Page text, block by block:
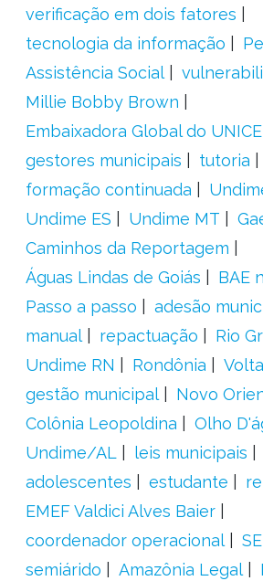
verificação em dois fatores
tecnologia da informação
Assistência Social
Millie Bobby Brown
Embaixadora Global do
gestores municipais
tutoria
formação continuada
Undime ES
Undime MT
Caminhos da Reportagem
Águas Lindas de Goiás
BAE
Passo a passo
adesão
manual
repactuação
Rio
Undime RN
Rondônia
gestão municipal
Novo
Colônia Leopoldina
Olho
Undime/AL
leis municipais
adolescentes
estudante
EMEF Valdici Alves Baier
coordenador operacional
semiárido
Amazônia Legal